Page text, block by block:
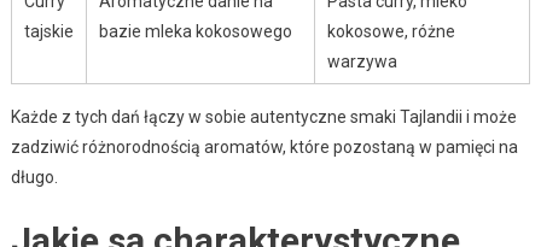
tajskie
bazie mleka kokosowego
kokosowe, różne
warzywa
Każde z tych dań łączy w sobie autentyczne smaki Tajlandii i może
zadziwić różnorodnością aromatów, które pozostaną w pamięci na
długo.